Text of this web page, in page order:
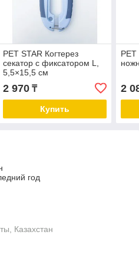
PET STAR Когтерез
секатор с фиксатором L,
5,5×15,5 см
2 970₸
Купить
PET
2
год
Казахстан